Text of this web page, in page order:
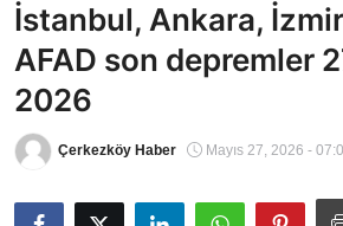
Ekonomi Haberleri
Magazin Haberleri
Spor Haberleri
Teknoloji Haberleri
İstanbul, Ankara,
AFAD son depremler
2026
Çerkezköy Haber Mayıs 27, 2026 -